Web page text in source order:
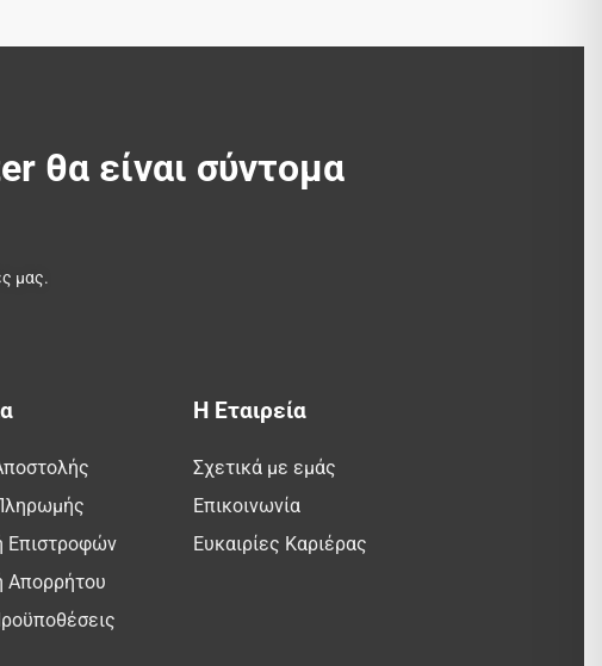
θα είναι σύντομα
μας.
Επιστροφών
Απορρήτου
Η Εταιρεία
Σχετικά με εμάς
Επικοινωνία
Ευκαιρίες Καριέρας